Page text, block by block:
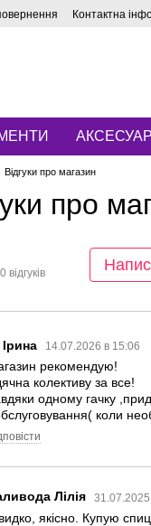
Контактна
Відгуки про магазин
про
відгуків
Ірина 14.07.2026 в 15:06
рекомендую!
колективу за все!
одному гачку
коли
Лілія
якісно. Купую